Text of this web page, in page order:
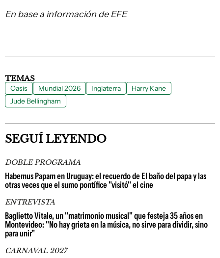
En base a información de EFE
TEMAS
Oasis Mundial 2026 Inglaterra
Harry Kane
Jude Bellingham
SEGUÍ LEYENDO
DOBLE PROGRAMA
Habemus Papam en Uruguay: el recuerdo de El baño del papa y las
otras veces que el sumo pontífice "visitó" el cine
ENTREVISTA
Baglietto Vitale, un "matrimonio musical" que festeja 35 años en
Montevideo: "No hay grieta en la música, no sirve para dividir, sino
para unir"
CARNAVAL 2027